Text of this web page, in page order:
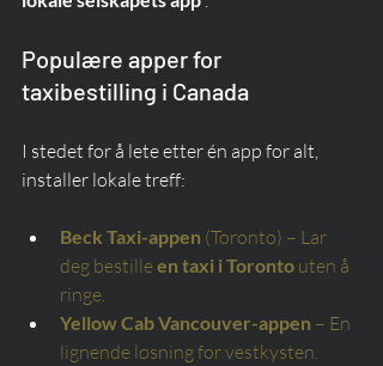
Populære apper for
taxibestilling i Canada
I stedet for å lete etter én app for alt,
installer lokale treff:
Beck Taxi-appen (Toronto) – Lar
deg bestilleen taxi i Toronto uten å
ringe.
Yellow Cab Vancouver-appen – En
lignende løsning for vestkysten.